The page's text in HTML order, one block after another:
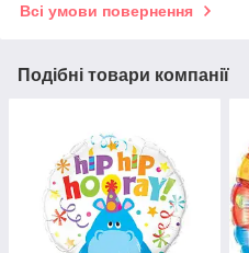
Всі умови повернення
Подібні товари компанії